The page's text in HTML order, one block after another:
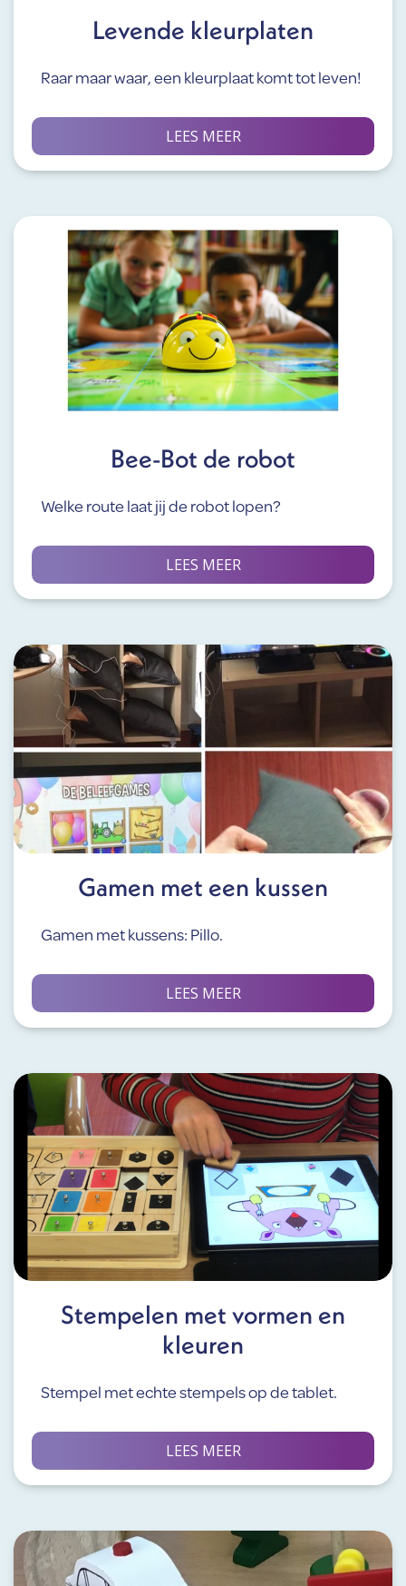
Levende kleurplaten
Raar maar waar, een kleurplaat komt tot leven!
LEES MEER
Bee-Bot de robot
Welke route laat jij de robot lopen?
LEES MEER
Gamen met een kussen
Gamen met kussens: Pillo.
LEES MEER
Stempelen met vormen en
kleuren
Stempel met echte stempels op de tablet.
LEES MEER